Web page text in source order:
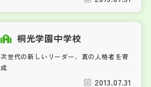
桐光学園中学校
次世代の新しいリーダー、真の人格者を育
成
2013.07.31